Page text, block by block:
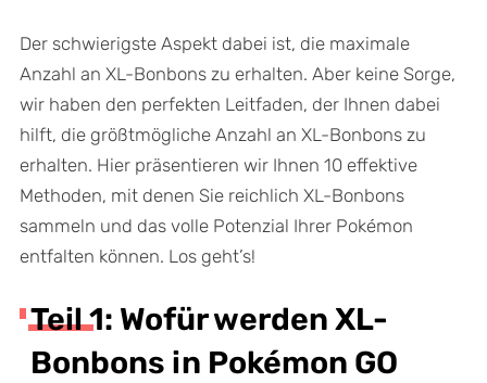
Der schwierigste Aspekt dabei ist, die maximale
Anzahl an XL-Bonbons zu erhalten. Aber keine Sorge,
wir haben den perfekten Leitfaden, der Ihnen dabei
hilft, die größtmögliche Anzahl an XL-Bonbons zu
erhalten. Hier präsentieren wir Ihnen 10 effektive
Methoden, mit denen Sie reichlich XL-Bonbons
sammeln und das volle Potenzial Ihrer Pokémon
entfalten können. Los geht’s!
Teil 1: Wofür werden XL-
Bonbons in Pokémon GO